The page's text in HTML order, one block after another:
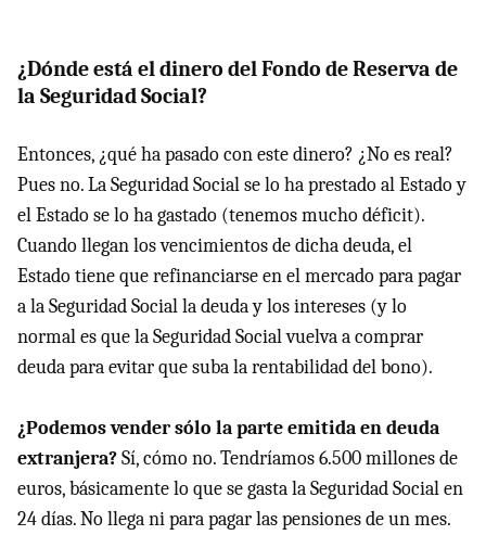
¿Dónde está el dinero del Fondo de Reserva de
la Seguridad Social?
Entonces, ¿qué ha pasado con este dinero? ¿No es real?
Pues no. La Seguridad Social se lo ha prestado al Estado y
el Estado se lo ha gastado (tenemos mucho déficit).
Cuando llegan los vencimientos de dicha deuda, el
Estado tiene que refinanciarse en el mercado para pagar
a la Seguridad Social la deuda y los intereses (y lo
normal es que la Seguridad Social vuelva a comprar
deuda para evitar que suba la rentabilidad del bono).
¿Podemos vender sólo la parte emitida en deuda
extranjera?Sí, cómo no. Tendríamos 6.500 millones de
euros, básicamente lo que se gasta la Seguridad Social en
24 días. No llega ni para pagar las pensiones de un mes.